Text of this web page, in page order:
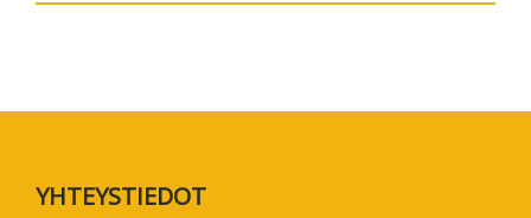
Footer
YHTEYSTIEDOT